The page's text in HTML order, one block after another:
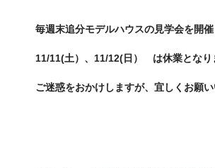
毎週末追分モデルハウスの見学会を開
11/11(土）、11/12(日） は休業となり
ご迷惑をおかけしますが、宜しくお願い